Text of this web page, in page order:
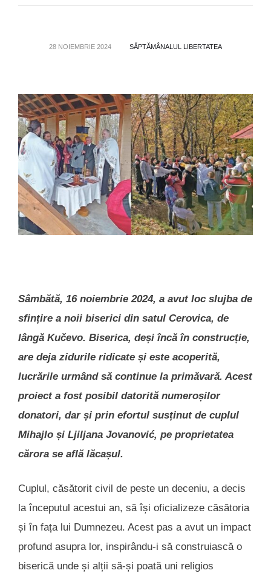
28 NOIEMBRIE 2024 SĂPTĂMÂNALUL LIBERTATEA
Sâmbătă, 16 noiembrie 2024, a avut loc slujba de
sfințire a noii biserici din satul Cerovica, de
lângă Kučevo. Biserica, deși încă în construcție,
are deja zidurile ridicate și este acoperită,
lucrările urmând să continue la primăvară. Acest
proiect a fost posibil datorită numeroșilor
donatori, dar și prin efortul susținut de cuplul
Mihajlo și Ljiljana Jovanović, pe proprietatea
cărora se află lăcașul.
Cuplul, căsătorit civil de peste un deceniu, a decis
la începutul acestui an, să își oficializeze căsătoria
și în fața lui Dumnezeu. Acest pas a avut un impact
profund asupra lor, inspirându-i să construiască o
biserică unde și alții să-și poată uni religios